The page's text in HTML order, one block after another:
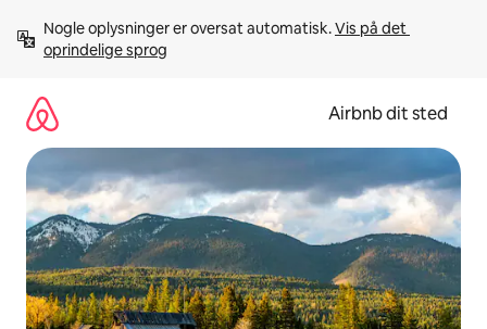
videre
Nogle oplysninger er oversat automatisk. Vis på det
oprindelige sprog
Airbnb dit sted